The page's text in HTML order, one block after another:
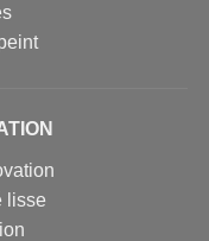
lisse